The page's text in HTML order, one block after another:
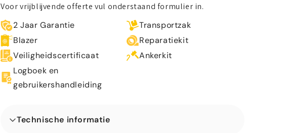
Voor vrijblijvende offerte vul onderstaand formulier in.
2 Jaar Garantie
Blazer
Veiligheidscertificaat
Logboek en
gebruikershandleiding
Transportzak
Reparatiekit
Ankerkit
Technische informatie